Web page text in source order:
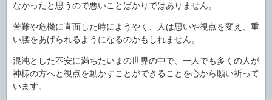
なかったと思うので悪いことばかりではありません。
苦難や危機に直面した時にようやく、人は思いや視点を変え、重
い腰をあげられるようになるのかもしれません。
混沌とした不安に満ちたいまの世界の中で、一人でも多くの人が
神様の方へと視点を動かすことができることを心から願い祈って
います。